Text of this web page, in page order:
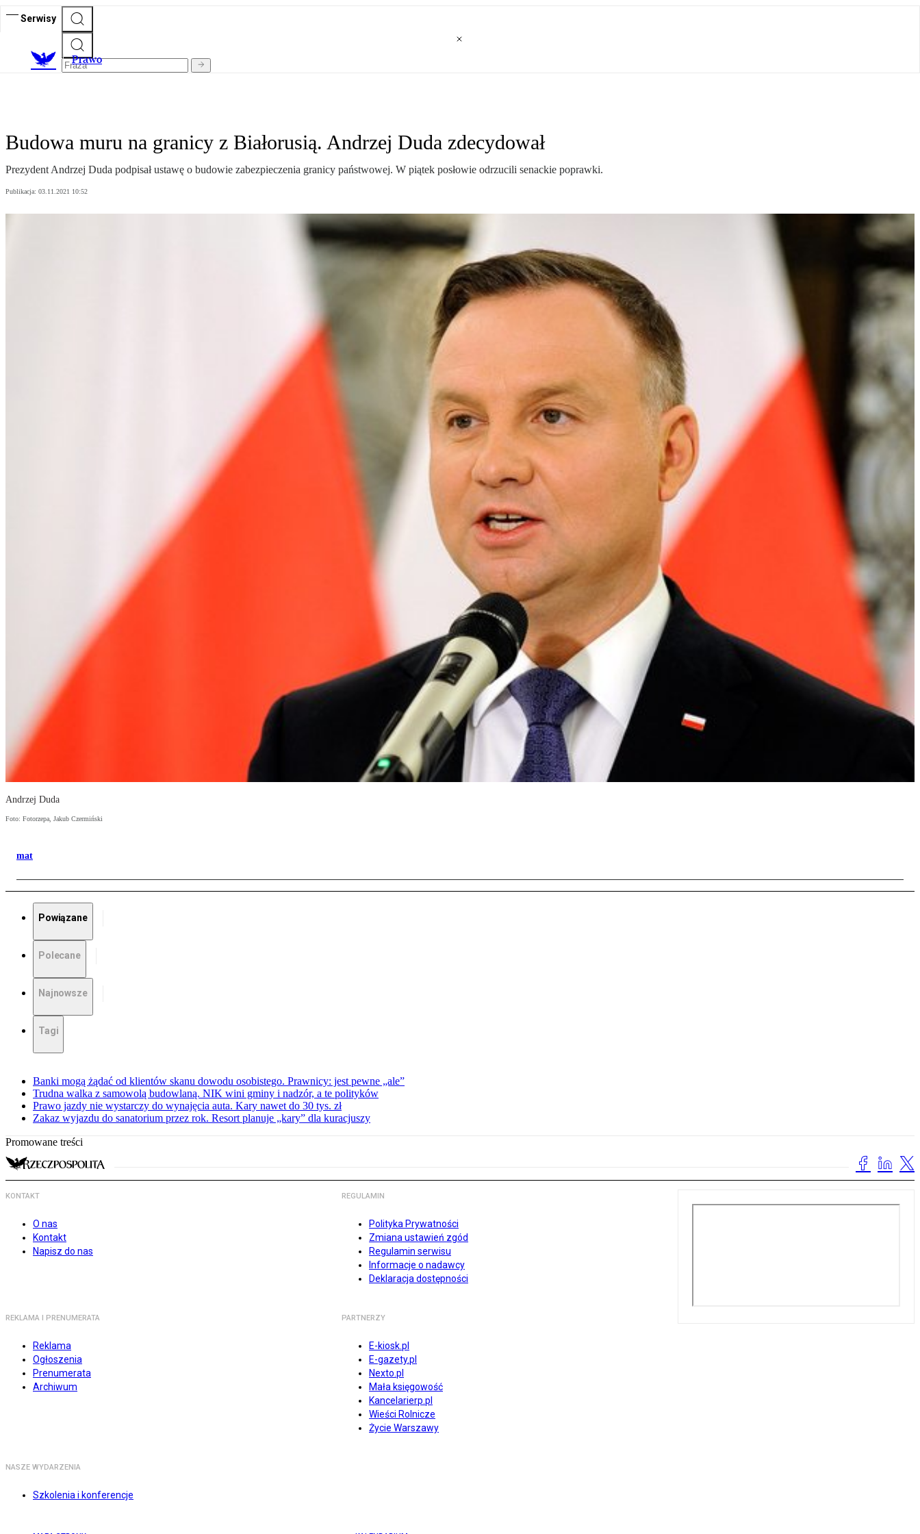
Serwisy
Prawo
Budowa muru na granicy z Białorusią. Andrzej Duda zdecydował
Prezydent Andrzej Duda podpisał ustawę o budowie zabezpieczenia granicy państwowej. W piątek posłowie odrzucili senackie poprawki.
Publikacja: 03.11.2021 10:52
Andrzej Duda
Foto: Fotorzepa, Jakub Czermiński
mat
Powiązane
Polecane
Najnowsze
Tagi
Banki mogą żądać od klientów skanu dowodu osobistego. Prawnicy: jest pewne „ale”
Trudna walka z samowolą budowlaną. NIK wini gminy i nadzór, a te polityków
Prawo jazdy nie wystarczy do wynajęcia auta. Kary nawet do 30 tys. zł
Zakaz wyjazdu do sanatorium przez rok. Resort planuje „kary” dla kuracjuszy
Promowane treści
KONTAKT
O nas
Kontakt
Napisz do nas
REGULAMIN
Polityka Prywatności
Zmiana ustawień zgód
Regulamin serwisu
Informacje o nadawcy
Deklaracja dostępności
REKLAMA I PRENUMERATA
Reklama
Ogłoszenia
Prenumerata
Archiwum
PARTNERZY
E-kiosk.pl
E-gazety.pl
Nexto.pl
Mała księgowość
Kancelarierp.pl
Wieści Rolnicze
Życie Warszawy
NASZE WYDARZENIA
Szkolenia i konferencje